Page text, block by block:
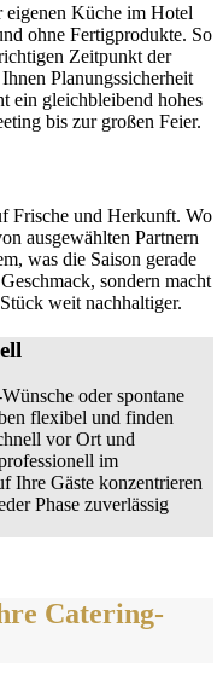
eigenen Küche im Hotel
ohne Fertigprodukte. So
Zeitpunkt der
Planungssicherheit
ein gleichbleibend hohes
bis zur großen Feier.
Frische und Herkunft. Wo
ausgewählten Partnern
was die Saison gerade
sondern macht
weit nachhaltiger.
oder spontane
flexibel und finden
vor Ort und
im
Ihre Gäste konzentrieren
Phase zuverlässig
Catering-